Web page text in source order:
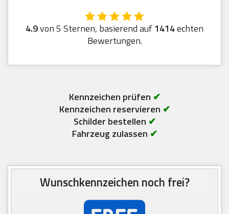
4.9von 5 Sternen, basierend auf1414echten
Bewertungen.
Kennzeichen prüfen ✔
Kennzeichen reservieren ✔
Schilder bestellen ✔
Fahrzeug zulassen ✔
Wunschkennzeichen noch frei?